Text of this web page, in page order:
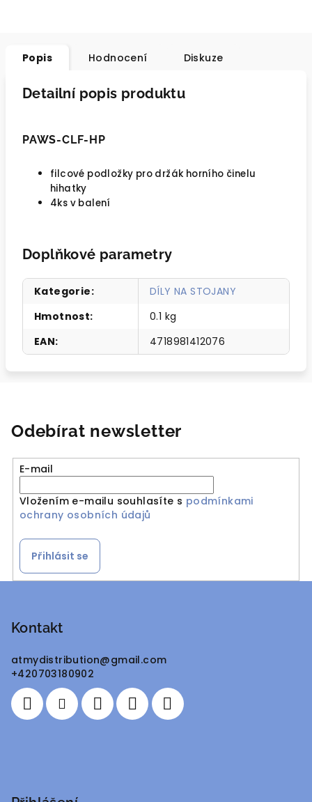
Popis Hodnocení Diskuze
Detailní popis produktu
PAWS-CLF-HP
filcové podložky pro držák horního činelu
hihatky
4ks v balení
Doplňkové parametry
Kategorie:
DÍLY NA STOJANY
Hmotnost:
0.1 kg
EAN: 4718981412076
Odebírat newsletter
E-mail
Vložením e-mailu souhlasíte s podmínkami
ochrany osobních údajů
Přihlásit se
Kontakt
atmydistribution@gmail.com
+420703180902